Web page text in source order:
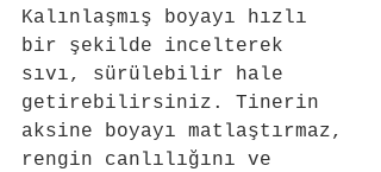
Kalınlaşmış boyayı hızlı
bir şekilde incelterek
sıvı, sürülebilir hale
getirebilirsiniz. Tinerin
aksine boyayı matlaştırmaz,
rengin canlılığını ve